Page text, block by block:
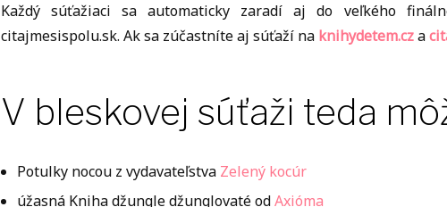
Každý súťažiaci sa automaticky zaradí aj do veľkého
citajmesispolu.sk. Ak sa zúčastníte aj súťaží na knihydetem.cza
V bleskovej súťaži teda
Potulky nocou z vydavateľstva Zelený kocúr
úžasná Kniha džungle džunglovaté odAxióma